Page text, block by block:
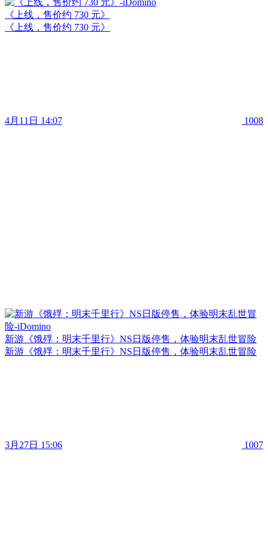
《上线，售价约 730 元》
《上线，售价约 730 元》
4月11日 14:07 1008
新游《饿殍：明末千里行》NS日版停售，体验明末乱世冒险
新游《饿殍：明末千里行》NS日版停售，体验明末乱世冒险
3月27日 15:06 1007